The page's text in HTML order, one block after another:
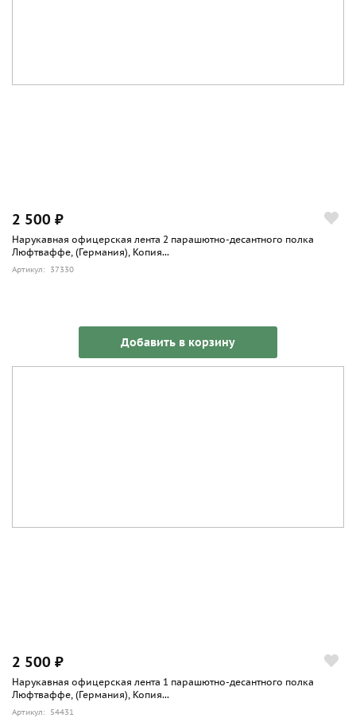
2 500 ₽
Нарукавная офицерская лента 2 парашютно-десантного полка
Люфтваффе, (Германия), Копия...
Артикул: 37330
Добавить в корзину
2 500 ₽
Нарукавная офицерская лента 1 парашютно-десантного полка
Люфтваффе, (Германия), Копия...
Артикул: 54431